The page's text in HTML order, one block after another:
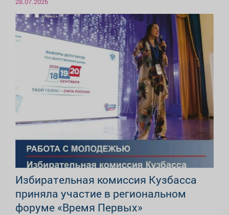
Избирательная комиссия Кузбасса
приняла участие в региональном
форуме «Время Первых»